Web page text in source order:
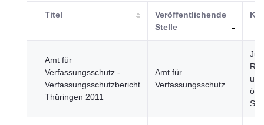
Titel
Veröffentlichende
Stelle
Amt für
Verfassungsschutz -
Verfassungsschutzbericht
Thüringen 2011
Amt für
Verfassungsschutz
und